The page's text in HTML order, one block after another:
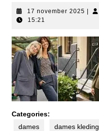
17 november 2025 17
15:21
Categories:
dames
dames kleding